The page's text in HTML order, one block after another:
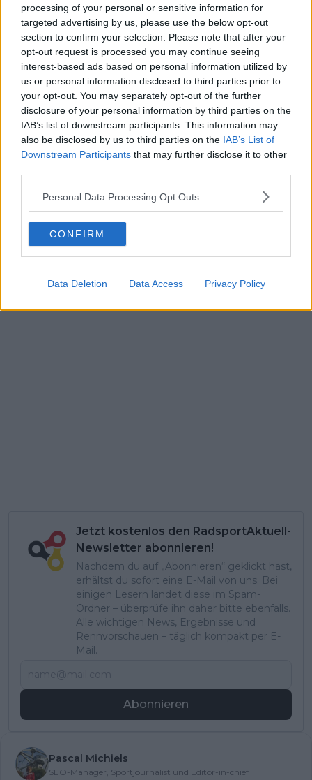
processing of your personal or sensitive information for
targeted advertising by us, please use the below opt-out
section to confirm your selection. Please note that after your
opt-out request is processed you may continue seeing
interest-based ads based on personal information utilized by
us or personal information disclosed to third parties prior to
your opt-out. You may separately opt-out of the further
disclosure of your personal information by third parties on the
IAB’s list of downstream participants. This information may
also be disclosed by us to third parties on the IAB’s List of
Downstream Participants that may further disclose it to other
Personal Data Processing Opt Outs
CONFIRM
Data Deletion Data Access Privacy Policy
Jetzt kostenlos den RadsportAktuell-
Newsletter abonnieren!
Nachdem du auf „Abonnieren“ geklickt hast,
erhältst du sofort eine E-Mail von uns. Bei
einigen Lesern landet diese im Spam-
Ordner – überprüfe ihn daher bitte ebenfalls.
Alle wichtigen News, Ergebnisse und
Rennvorschauen – täglich kompakt per E-
Mail.
Abonnieren
Pascal Michiels
SEO-Manager, Sportjournalist und Editor-in-chief